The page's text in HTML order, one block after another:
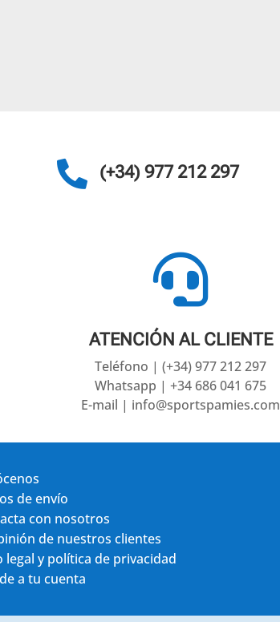
 (+34) 977 212 297

ATENCIÓN AL CLIENTE
Teléfono | (+34) 977 212 297
Whatsapp | +34 686 041 675
E-mail | info@sportspamies.com
de envío
con nosotros
de nuestros clientes
legal y política de privacidad
a tu cuenta